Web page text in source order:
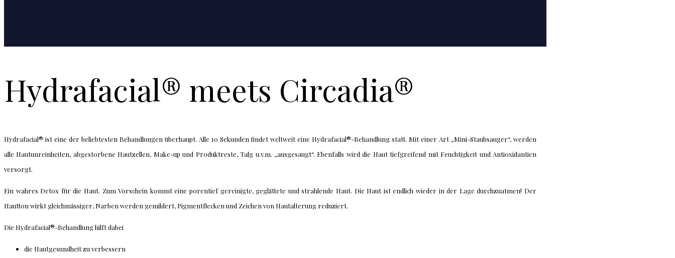
Hydrafacial® meets Circadia®
Hydrafacial® ist eine der beliebtesten Behandlungen überhaupt. Alle 10 Sekunden findet weltweit eine Hydrafacial®-Behandlung statt. Mit einer Art „Mini-Staubsauger“, werden
alle Hautunreinheiten, abgestorbene Hautzellen, Make-up und Produktreste, Talg u.v.m. „ausgesaugt“. Ebenfalls wird die Haut tiefgreifend mit Feuchtigkeit und Antioxidantien
versorgt.
Ein wahres Detox für die Haut. Zum Vorschein kommt eine porentief gereinigte, geglättete und strahlende Haut. Die Haut ist endlich wieder in der Lage durchzuatmen! Der
Hautton wirkt gleichmässiger, Narben werden gemildert, Pigmentflecken und Zeichen von Hautalterung reduziert.
Die Hydrafacial®-Behandlung hilft dabei
die Hautgesundheit zu verbessern